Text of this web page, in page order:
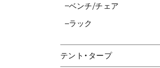
ベンチ/チェア
ラック
テント・タープ